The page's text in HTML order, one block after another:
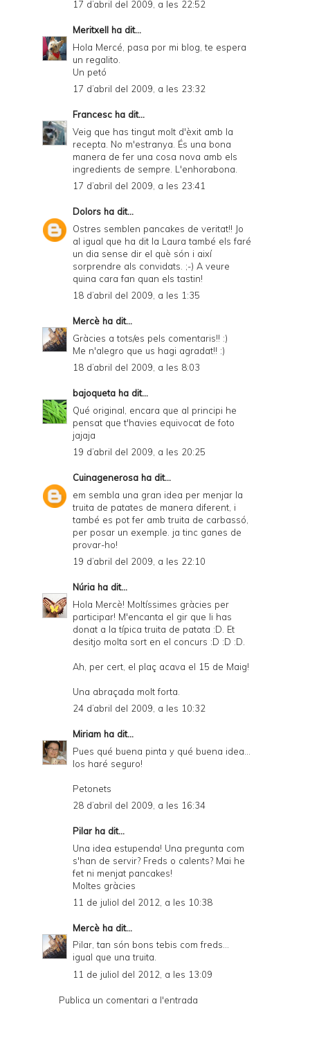
17 d’abril del 2009, a les 22:52
Meritxell ha dit...
Hola Mercé, pasa por mi blog, te espera
un regalito.
Un petó
17 d’abril del 2009, a les 23:32
Francesc ha dit...
Veig que has tingut molt d'èxit amb la
recepta. No m'estranya. És una bona
manera de fer una cosa nova amb els
ingredients de sempre. L'enhorabona.
17 d’abril del 2009, a les 23:41
Dolors ha dit...
Ostres semblen pancakes de veritat!! Jo
al igual que ha dit la Laura també els faré
un dia sense dir el què són i així
sorprendre als convidats. ;-) A veure
quina cara fan quan els tastin!
18 d’abril del 2009, a les 1:35
Mercè ha dit...
Gràcies a tots/es pels comentaris!! :)
Me n'alegro que us hagi agradat!! :)
18 d’abril del 2009, a les 8:03
bajoqueta ha dit...
Qué original, encara que al principi he
pensat que t'havies equivocat de foto
jajaja
19 d’abril del 2009, a les 20:25
Cuinagenerosa ha dit...
em sembla una gran idea per menjar la
truita de patates de manera diferent, i
també es pot fer amb truita de carbassó,
per posar un exemple. ja tinc ganes de
provar-ho!
19 d’abril del 2009, a les 22:10
Núria ha dit...
Hola Mercè! Moltíssimes gràcies per
participar! M'encanta el gir que li has
donat a la típica truita de patata :D. Et
desitjo molta sort en el concurs :D :D :D.
Ah, per cert, el plaç acava el 15 de Maig!
Una abraçada molt forta.
24 d’abril del 2009, a les 10:32
Miriam ha dit...
Pues qué buena pinta y qué buena idea...
los haré seguro!
Petonets
28 d’abril del 2009, a les 16:34
Pilar ha dit...
Una idea estupenda! Una pregunta com
s'han de servir? Freds o calents? Mai he
fet ni menjat pancakes!
Moltes gràcies
11 de juliol del 2012, a les 10:38
Mercè ha dit...
Pilar, tan són bons tebis com freds...
igual que una truita.
11 de juliol del 2012, a les 13:09
Publica un comentari a l'entrada